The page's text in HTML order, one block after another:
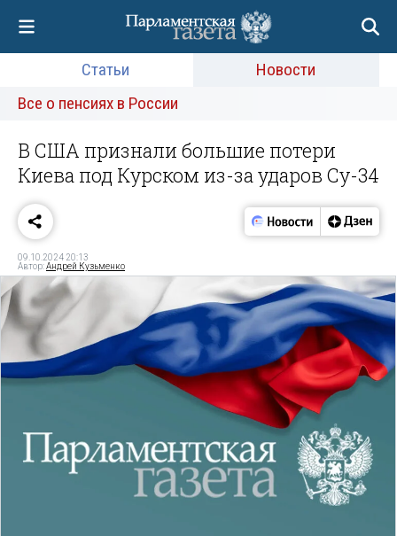
Статьи
Новости
Все о пенсиях в России
В США признали большие потери
Киева под Курском из-за ударов Су-34
09.10.2024 20:13
Автор:Андрей Кузьменко